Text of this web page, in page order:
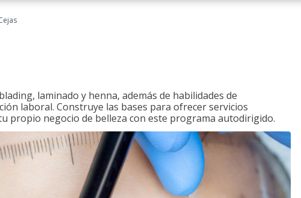
laminado y henna, además de habilidades de
laboral. Construye las bases para ofrecer servicios
propio negocio de belleza con este programa autodirigido.